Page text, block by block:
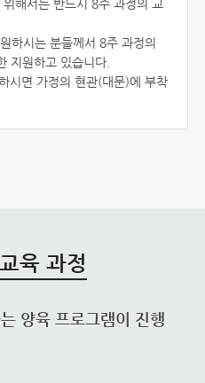
해서는 반드시 8주 과정의 교
하시는 분들께서 8주 과정의
지원하고 있습니다.
시면 가정의 현관(대문)에 부착
육 과정
양육 프로그램이 진행